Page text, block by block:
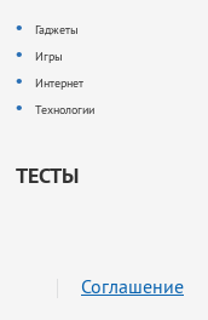
Гаджеты
Игры
Интернет
Технологии
ТЕСТЫ
Соглашение